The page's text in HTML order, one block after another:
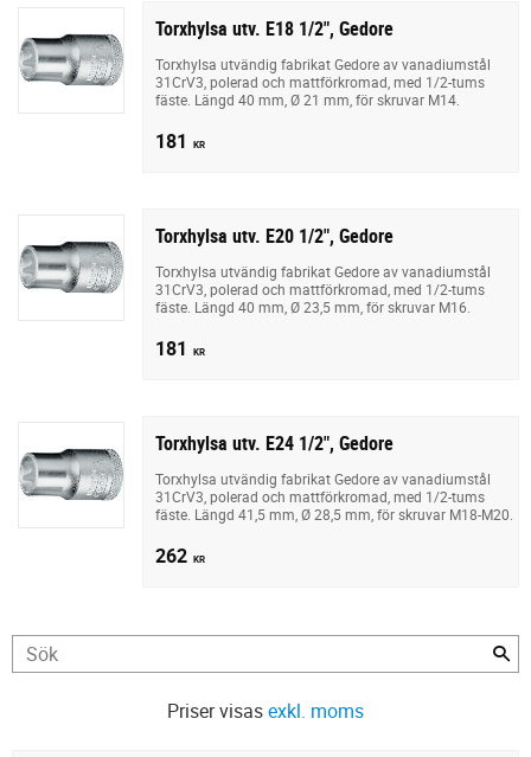
Torxhylsa utv. E18 1/2", Gedore
Torxhylsa utvändig fabrikat Gedore av vanadiumstål
31CrV3, polerad och mattförkromad, med 1/2-tums
fäste. Längd 40 mm, Ø 21 mm, för skruvar M14.
181 KR
Torxhylsa utv. E20 1/2", Gedore
Torxhylsa utvändig fabrikat Gedore av vanadiumstål
31CrV3, polerad och mattförkromad, med 1/2-tums
fäste. Längd 40 mm, Ø 23,5 mm, för skruvar M16.
181 KR
Torxhylsa utv. E24 1/2", Gedore
Torxhylsa utvändig fabrikat Gedore av vanadiumstål
31CrV3, polerad och mattförkromad, med 1/2-tums
fäste. Längd 41,5 mm, Ø 28,5 mm, för skruvar M18-M20.
262 KR
Priser visasexkl. moms